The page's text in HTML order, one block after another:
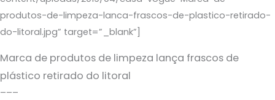
produtos-de-limpeza-lanca-frascos-de-plastico-retirado-
do-litoral.jpg” target=”_blank”]
Marca de produtos de limpeza lança frascos de
plástico retirado do litoral
–––